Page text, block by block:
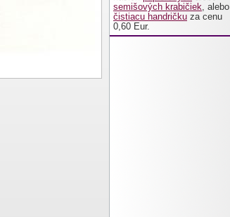
semišových krabičiek, alebo
čistiacu handričku za cenu
0,60 Eur.